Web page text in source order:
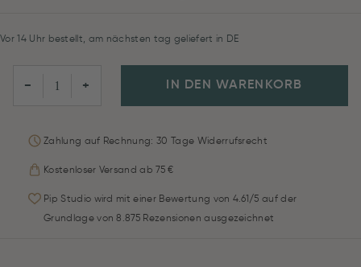
Vor 14 Uhr bestellt, am nächsten tag geliefert in DE
− + IN DEN WARENKORB
Zahlung auf Rechnung: 30 Tage Widerrufsrecht
Kostenloser Versand ab 75 €
Pip Studio wird mit einer Bewertung von 4.61/5 auf der
Grundlage von 8.875 Rezensionen ausgezeichnet